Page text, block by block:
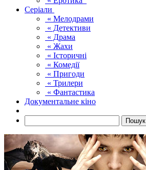
Серіали
« Мелодрами
« Детективи
« Драма
« Жахи
« Історичні
« Комедії
« Пригоди
« Трилери
« Фантастика
Документальне кіно
Пошук